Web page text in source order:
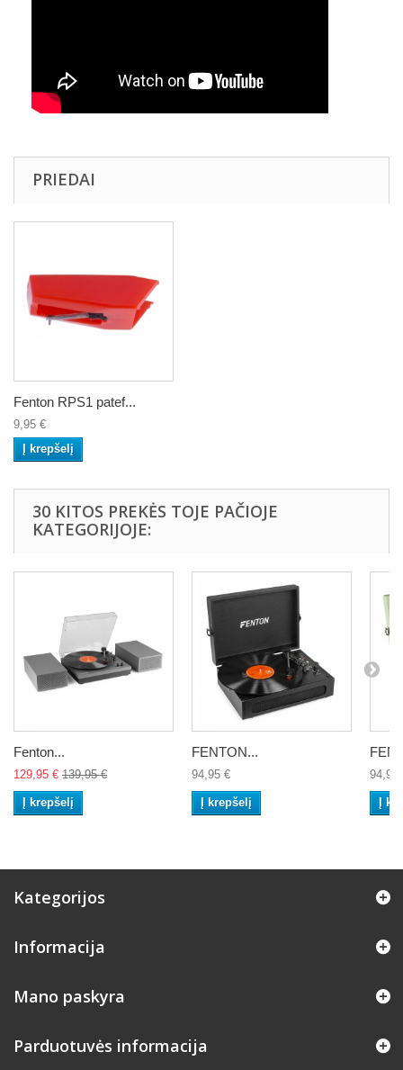
PRIEDAI
Fenton RPS1 patef...
9,95 €
Į krepšelį
30 KITOS PREKĖS TOJE PAČIOJE
KATEGORIJOJE:
Fenton...
129,95 € 139,95 €
Į krepšelį
FENTON...
94,95 €
Į krepšelį
94,95
Į
Kategorijos
Informacija
Mano paskyra
Parduotuvės informacija